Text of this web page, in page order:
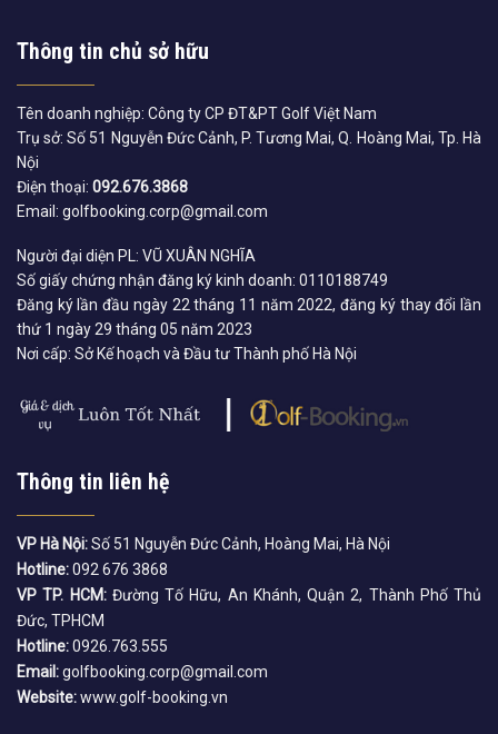
Thông tin chủ sở hữu
Tên doanh nghiệp: Công ty CP ĐT&PT Golf Việt Nam
Trụ sở: Số 51 Nguyễn Đức Cảnh, P. Tương Mai, Q. Hoàng Mai, Tp. Hà
Nội
Điện thoại: 092.676.3868
Email: golfbooking.corp@gmail.com
Người đại diện PL: VŨ XUÂN NGHĨA
Số giấy chứng nhận đăng ký kinh doanh: 0110188749
Đăng ký lần đầu ngày 22 tháng 11 năm 2022, đăng ký thay đổi lần
thứ 1 ngày 29 tháng 05 năm 2023
Nơi cấp: Sở Kế hoạch và Đầu tư Thành phố Hà Nội
Thông tin liên hệ
VP Hà Nội:Số 51 Nguyễn Đức Cảnh, Hoàng Mai, Hà Nội
Hotline:092 676 3868
VP TP. HCM:Đường Tố Hữu, An Khánh, Quận 2, Thành Phố Thủ
Đức, TPHCM
Hotline:0926.763.555
Email:golfbooking.corp@gmail.com
Website:www.golf-booking.vn